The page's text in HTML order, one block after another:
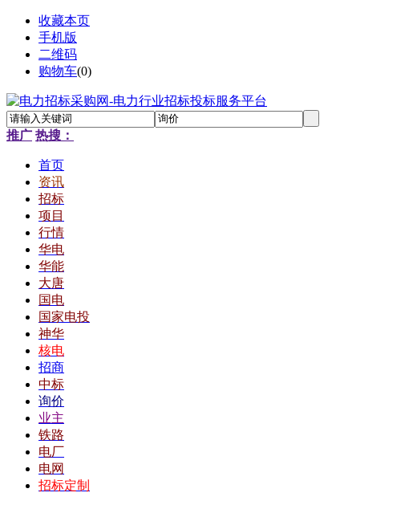
收藏本页
手机版
二维码
购物车(0)
推广 热搜：
首页
资讯
招标
项目
行情
华电
华能
大唐
国电
国家电投
神华
核电
招商
中标
询价
业主
铁路
电厂
电网
招标定制